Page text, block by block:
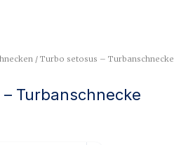
/ Turbo setosus – Turbanschnecke
Turbanschnecke